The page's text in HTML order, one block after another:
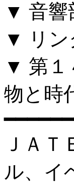
▼ 音響
▼ リン
▼ 第１
物と時
ＪＡ
ル、イ